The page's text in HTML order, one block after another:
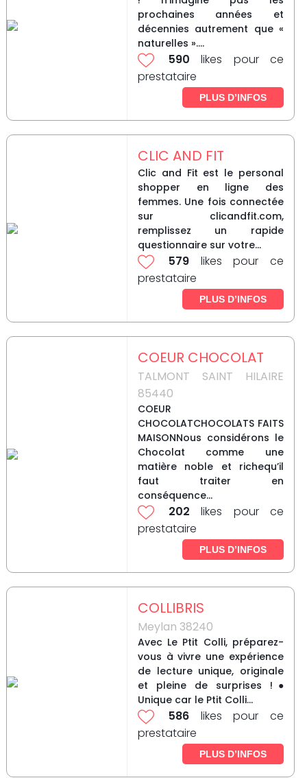
prochaines années et
décennies autrement que «
naturelles »....
590 likes pour ce
prestataire
PLUS D’INFOS
CLIC AND FIT
Clic and Fit est le personal
shopper en ligne des
femmes. Une fois connectée
sur clicandfit.com,
remplissez un rapide
questionnaire sur votre...
579 likes pour ce
prestataire
PLUS D’INFOS
COEUR CHOCOLAT
TALMONT SAINT HILAIRE
85440
COEUR
CHOCOLATCHOCOLATS FAITS
MAISONNous considérons le
Chocolat comme une
matière noble et richequ’il
faut traiter en
conséquence...
202 likes pour ce
prestataire
PLUS D’INFOS
COLLIBRIS
Meylan 38240
Avec Le Ptit Colli, préparez-
vous à vivre une expérience
de lecture unique, originale
et pleine de surprises !●
Unique car le Ptit Colli...
586 likes pour ce
prestataire
PLUS D’INFOS